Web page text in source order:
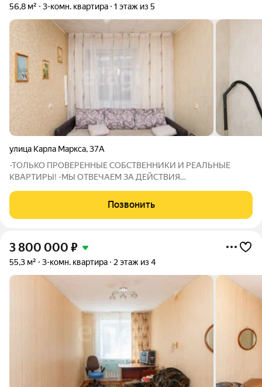
56,8 м² 3-комн. квартира 1 этаж из 5
улица Карла Маркса,37А
-ТОЛЬКО ПРОВЕРЕННЫЕ СОБСТВЕННИКИ И РЕАЛЬНЫЕ
КВАРТИРЫ! -МЫ ОТВЕЧАЕМ ЗА ДЕЙСТВИЯ
ОБЕСПЕЧИМ ПЕРЕСЕЛЕНИЕ И ФИНАНСОВУЮ ГАРАНТИЮ!
Предлагаем к покупке трёхкомнатную квартиру в центре
Позвонить
3 800 000 ₽
55,3 м² 3-комн. квартира 2 этаж из 4